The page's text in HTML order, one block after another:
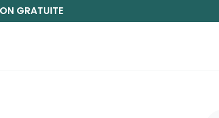
GRATUITE